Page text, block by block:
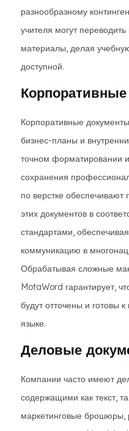
разнообразному
учителя могут
материалы, делая
доступной.
Корпоративные
бизнес-планы и
точном форматировании
сохранения
по верстке
этих документов в
стандартами,
коммуникацию в
Обрабатывая сложные
MotaWord гарантирует,
будут отточены и готовы
языке.
Деловые
Компании часто имеют
содержащими как текст,
маркетинговые брошюры,